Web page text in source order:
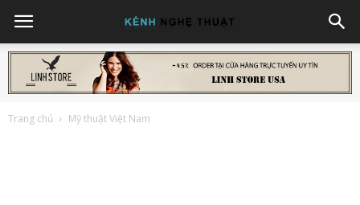
Trang chủ Mỹ thuật Việt Nam